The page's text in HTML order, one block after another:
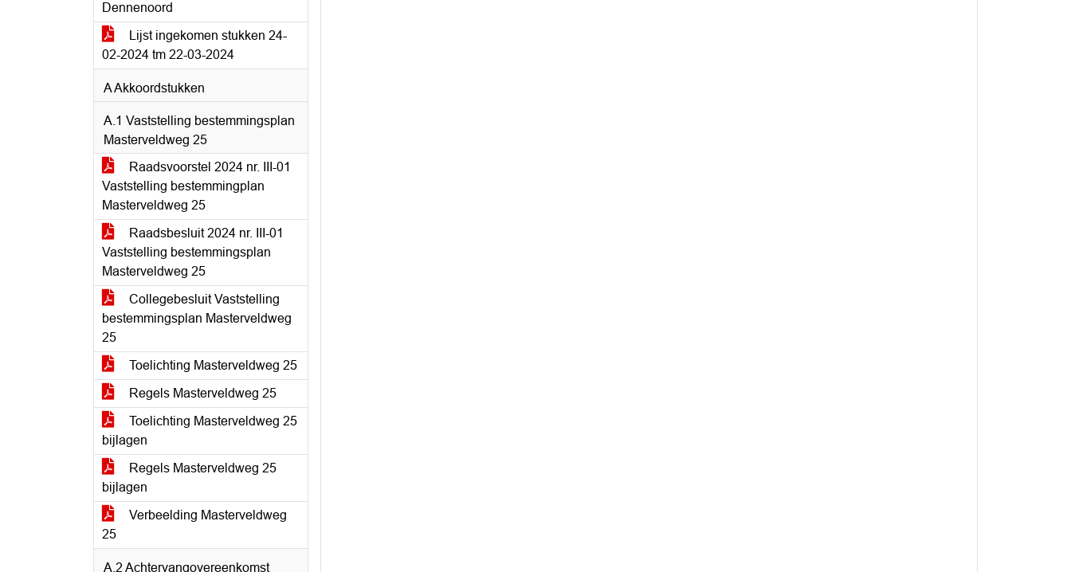
Dennenoord
Lijst ingekomen stukken 24-
02-2024 tm 22-03-2024
A Akkoordstukken
A.1 Vaststelling bestemmingsplan
Masterveldweg 25
Raadsvoorstel 2024 nr. III-01
Vaststelling bestemmingplan
Masterveldweg 25
Raadsbesluit 2024 nr. III-01
Vaststelling bestemmingsplan
Masterveldweg 25
Collegebesluit Vaststelling
bestemmingsplan Masterveldweg
25
Toelichting Masterveldweg 25
Regels Masterveldweg 25
Toelichting Masterveldweg 25
bijlagen
Regels Masterveldweg 25
bijlagen
Verbeelding Masterveldweg
25
A.2 Achtervangovereenkomst